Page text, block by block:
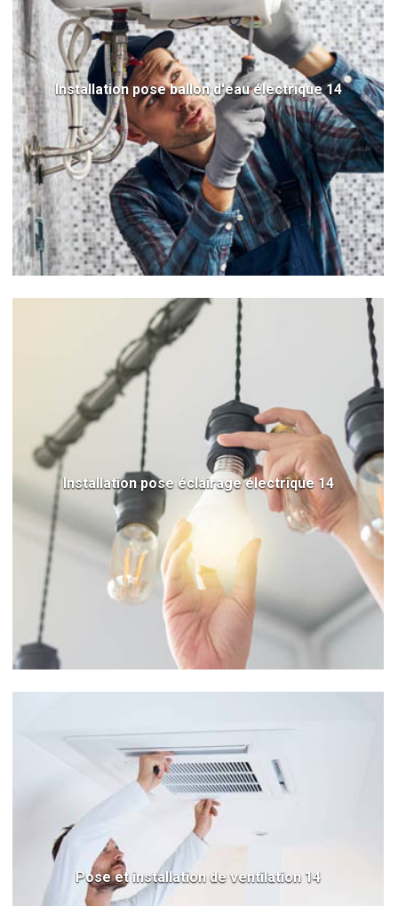
Installation pose ballon d'eau électrique 14
Installation pose éclairage électrique 14
Pose et installation de ventilation 14